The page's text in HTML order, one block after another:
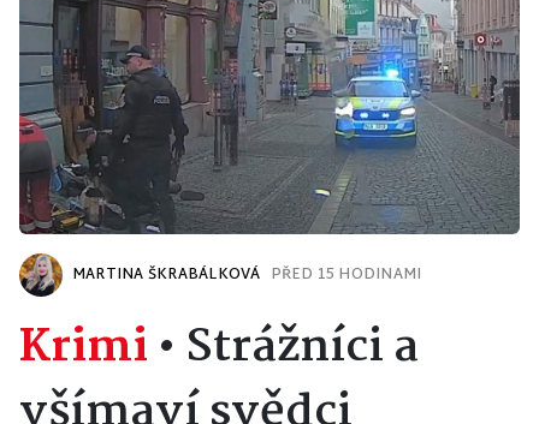
MARTINA ŠKRABÁLKOVÁ PŘED 15 HODINAMI
Krimi• Strážníci a